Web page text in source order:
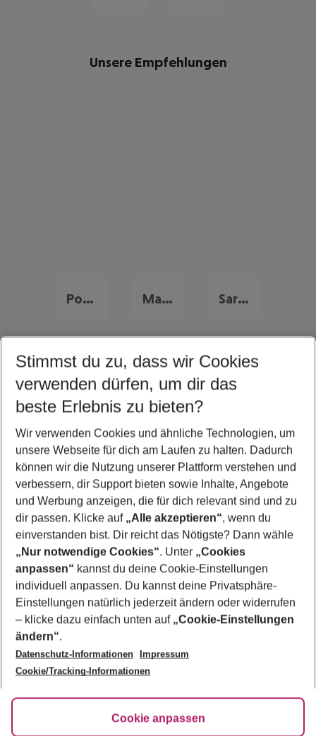
Unsere Empfehlungen
Portugal Urlaub Malta Last Minute Sardinien Last Minute
Quicklinks
Urlaub Costa Dorada
Flug & Hotel Costa Dorada
Pauschalreisen Costa Dorada
Familienurlaub Costa Dorada
Frübucher Angebote Costa Dorada für 2026
Footer
Footer navigation
Über uns
AGB
Bestpreisgarantie
Cookie-Einstellungen ändern
Cookie-Richtlinie
Agenturbetreuung
Barrierefreies Reisen
HanseMerkur Reiseversicherung
Folge uns
Stimmst du zu, dass wir Cookies
verwenden dürfen, um dir das
beste Erlebnis zu bieten?
Wir verwenden Cookies und ähnliche Technologien, um
unsere Webseite für dich am Laufen zu halten. Dadurch
können wir die Nutzung unserer Plattform verstehen und
verbessern, dir Support bieten sowie Inhalte, Angebote
und Werbung anzeigen, die für dich relevant sind und zu
dir passen. Klicke auf „Alle akzeptieren“, wenn du
einverstanden bist. Dir reicht das Nötigste? Dann wähle
„Nur notwendige Cookies“. Unter „Cookies
anpassen“ kannst du deine Cookie-Einstellungen
individuell anpassen. Du kannst deine Privatsphäre-
Einstellungen natürlich jederzeit ändern oder widerrufen
– klicke dazu einfach unten auf „Cookie-Einstellungen
ändern“.
Datenschutz-Informationen
Impressum
Cookie/Tracking-Informationen
Cookie anpassen